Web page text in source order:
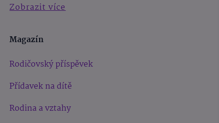
Zobrazit více
Magazín
Rodičovský příspěvek
Přídavek na dítě
Rodina a vztahy